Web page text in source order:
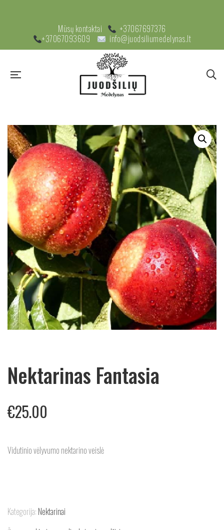
Mūsų kontaktai
+37067697376
+37067093609
info@juodsiliumedelynas.lt
Nektarinas Fantasia
€25.00
Vidutinio vėlyvumo nektarino veislė
Kategorija: Nektarinai